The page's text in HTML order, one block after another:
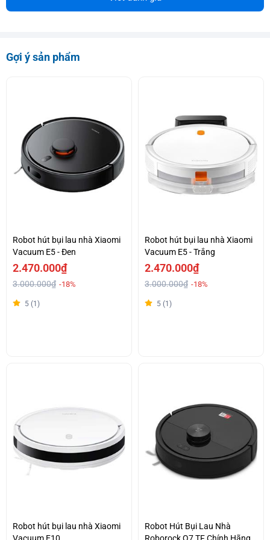
Gợi ý sản phẩm
Robot hút bụi lau nhà Xiaomi
Vacuum E5 - Đen
2.470.000₫
3.000.000₫ -18%
5 (1)
Robot hút bụi lau nhà Xiaomi
Vacuum E5 - Trắng
2.470.000₫
3.000.000₫ -18%
5 (1)
Robot hút bụi lau nhà Xiaomi
Robot Hút Bụi Lau Nhà